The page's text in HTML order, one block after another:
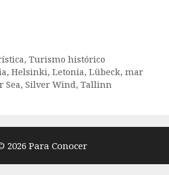
, Turismo histórico
, Helsinki, Letonia, Lübeck, mar
Sea, Silver Wind, Tallinn
2026 Para Conocer